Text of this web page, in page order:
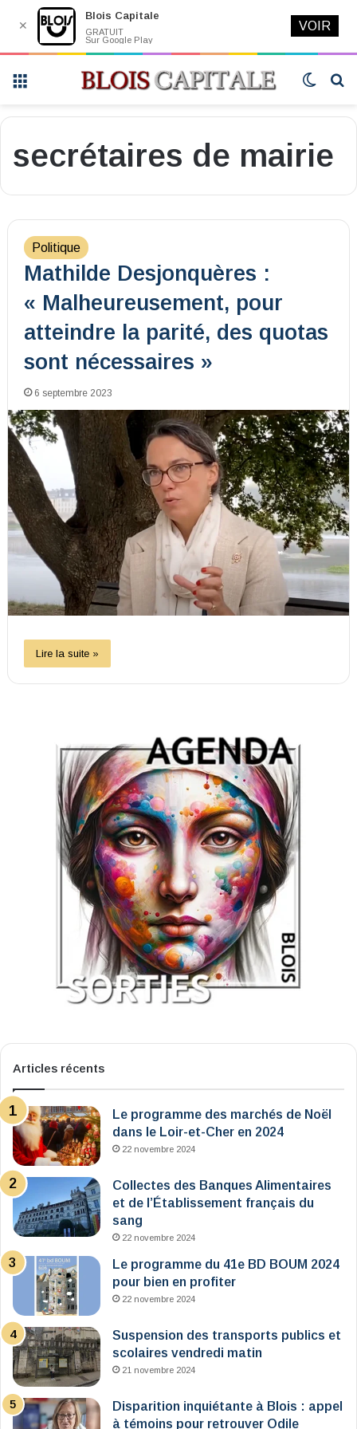
Switch
secrétaires de mairie
Politique
Mathilde Desjonquères :
« Malheureusement, pour
atteindre la parité, des quotas
sont nécessaires »
6 septembre 2023
Lire la suite »
Articles récents
Le programme des marchés de Noël
dans le Loir-et-Cher en 2024
22 novembre 2024
Collectes des Banques Alimentaires
et de l’Établissement français du
sang
22 novembre 2024
Le programme du 41e BD BOUM 2024
pour bien en profiter
22 novembre 2024
Suspension des transports publics et
scolaires vendredi matin
21 novembre 2024
Disparition inquiétante à Blois : appel
à témoins pour retrouver Odile
✕
Blois Capitale
GRATUIT
Sur Google Play
VOIR